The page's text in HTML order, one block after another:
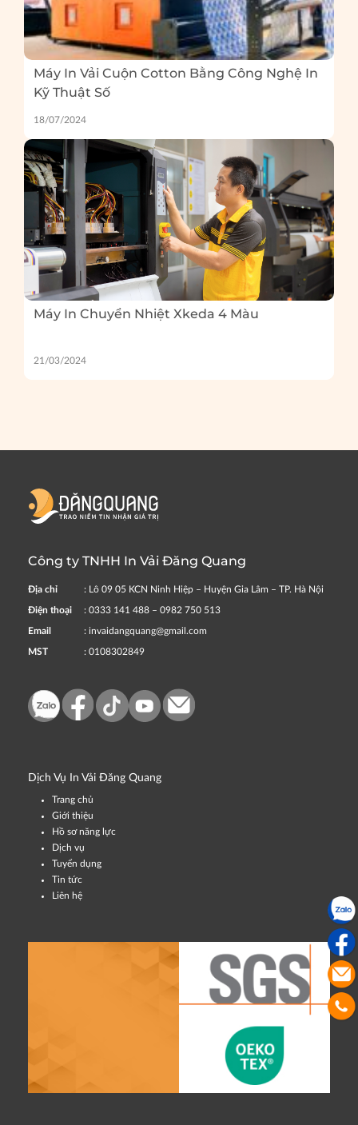
Máy In Vải Cuộn Cotton Bằng Công Nghệ In
Kỹ Thuật Số
18/07/2024
Máy In Chuyển Nhiệt Xkeda 4 Màu
21/03/2024
Công ty TNHH In Vải Đăng Quang
Địa chỉ : Lô 09 05 KCN Ninh Hiệp – Huyện Gia Lâm – TP. Hà Nội
Điện thoại : 0333 141 488 – 0982 750 513
Email : invaidangquang@gmail.com
MST : 0108302849
Dịch Vụ In Vải Đăng Quang
Trang chủ
Giới thiệu
Hồ sơ năng lực
Dịch vụ
Tuyển dụng
Tin tức
Liên hệ